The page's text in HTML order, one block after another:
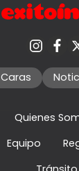
Caras
Quienes
Equipo